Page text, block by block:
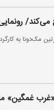
می‌کند/
غمگین»